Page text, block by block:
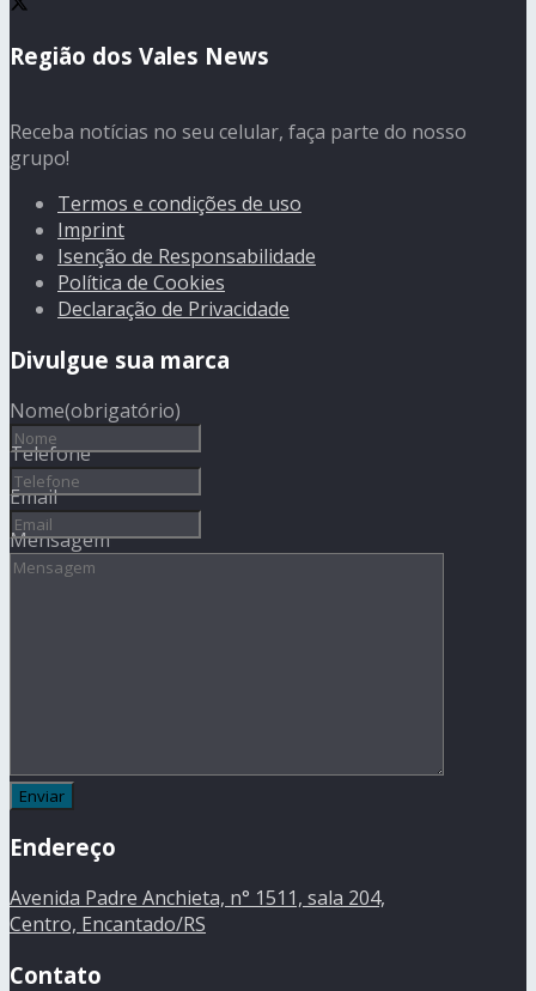
Região dos Vales News
Receba notícias no seu celular, faça parte do nosso
grupo!
Termos e condições de uso
Imprint
Isenção de Responsabilidade
Política de Cookies
Declaração de Privacidade
Divulgue sua marca
Nome(obrigatório)
Telefone
Email
Mensagem
Endereço
Avenida Padre Anchieta, n° 1511, sala 204,
Centro, Encantado/RS
Contato